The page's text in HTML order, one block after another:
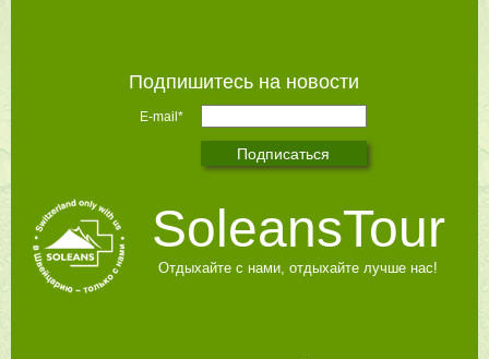
Подпишитесь на новости
E-mail*
SoleansTour
Отдыхайте с нами, отдыхайте лучше нас!